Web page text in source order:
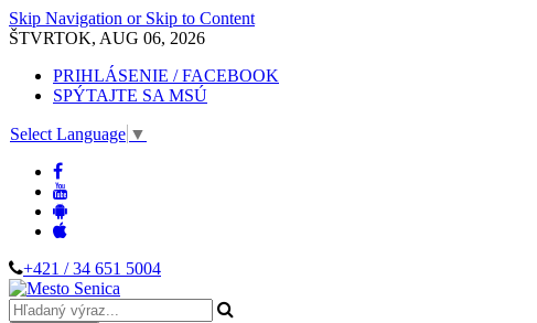
Skip Navigation or Skip to Content
ŠTVRTOK, AUG 06, 2026
PRIHLÁSENIE / FACEBOOK
SPÝTAJTE SA MSÚ
Select Language ▼
+421 / 34 651 5004